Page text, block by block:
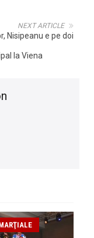
NEXT ARTICLE
Nisipeanu e pe doi
la Viena